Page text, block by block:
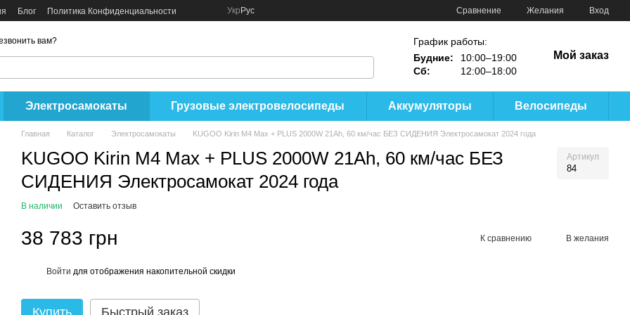
Блог Политика Конфиденциальности Укр Рус Сравнение Желания Вход
вам?
График работы:
Будние:
10:00–19:00
Сб:
12:00–18:00
Мой заказ
Электросамокаты Грузовые электровелосипеды Аккумуляторы Велосипеды
Главная Каталог Электросамокаты KUGOO Kirin M4 Max + PLUS 2000W 21Ah, 60 км/час БЕЗ СИДЕНИЯ Электросамокат 2024 года
KUGOO Kirin M4 Max + PLUS 2000W 21Ah, 60 км/час БЕЗ
СИДЕНИЯ Электросамокат 2024 года
Артикул
84
В наличии Оставить отзыв
38 783 грн К сравнению В желания
Войти для отображения накопительной скидки
Купить Быстрый заказ